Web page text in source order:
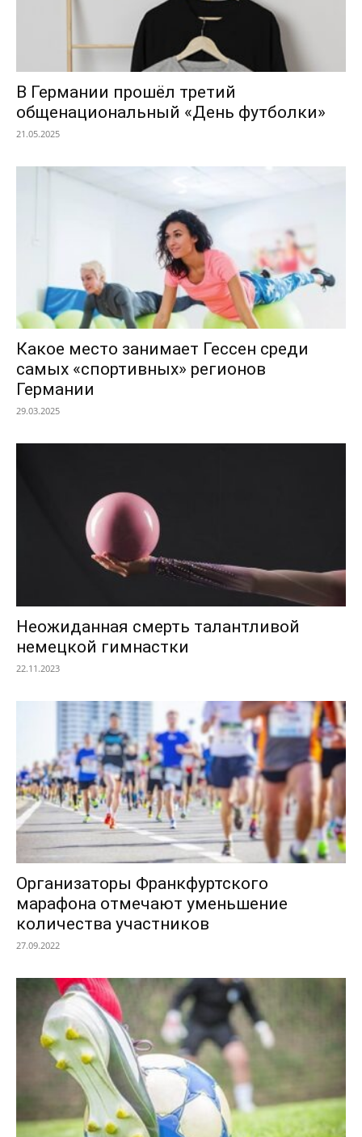
В Германии прошёл третий
общенациональный «День футболки»
21.05.2025
Какое место занимает Гессен среди
самых «спортивных» регионов
Германии
29.03.2025
Неожиданная смерть талантливой
немецкой гимнастки
22.11.2023
Организаторы Франкфуртского
марафона отмечают уменьшение
количества участников
27.09.2022